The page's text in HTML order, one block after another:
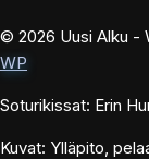
© 2026 Uusi Alku -
WP
Soturikissat: Erin
Kuvat: Ylläpito,